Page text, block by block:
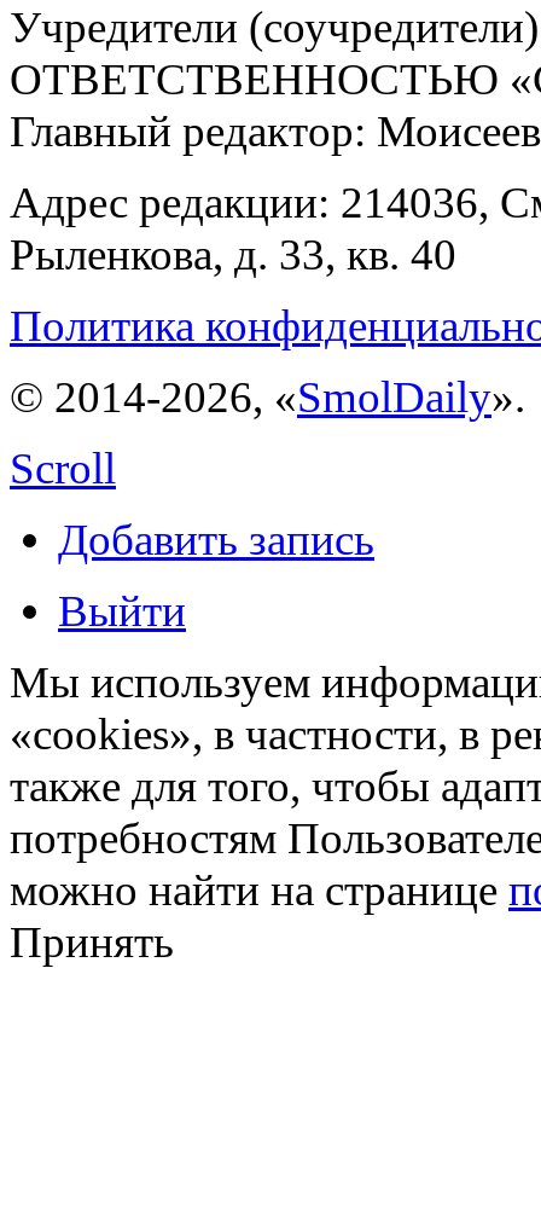
Учредители
ОТВЕТСТВЕННОСТЬЮ
Главный редактор:
Адрес редакции: 214036,
Рыленкова, д. 33, кв. 40
Политика
© 2014-2026, «SmolDaily».
Scroll
Добавить запись
Выйти
Мы используем
«cookies», в частности, в
также для того, чтобы
потребностям
можно найти на странице
Принять